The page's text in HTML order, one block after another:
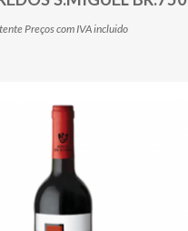
Preços com IVA incluido